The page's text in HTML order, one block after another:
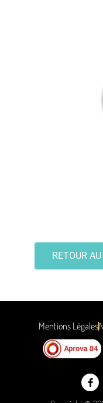
RETOUR
Mentions Légales